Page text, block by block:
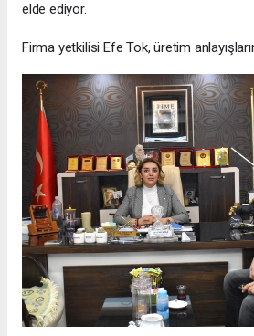
elde ediyor.
Firma yetkilisi Efe Tok, üretim